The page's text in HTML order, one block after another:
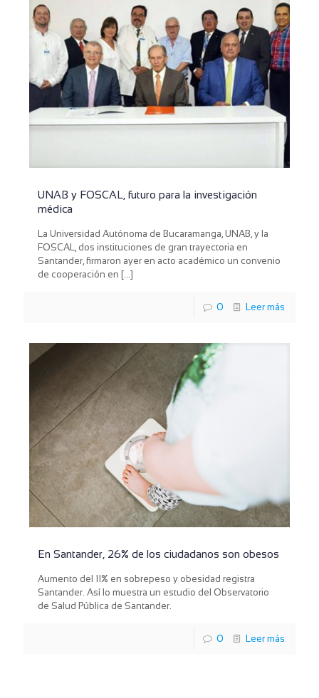
UNAB y FOSCAL, futuro para la investigación
médica
La Universidad Autónoma de Bucaramanga, UNAB, y la
FOSCAL, dos instituciones de gran trayectoria en
Santander, firmaron ayer en acto académico un convenio
de cooperación en […]
0 Leer más
En Santander, 26% de los ciudadanos son obesos
Aumento del 11% en sobrepeso y obesidad registra
Santander. Así lo muestra un estudio del Observatorio
de Salud Pública de Santander.
0 Leer más